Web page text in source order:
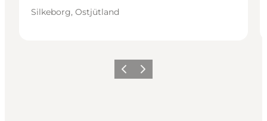
Silkeborg, Ostjütland
ZurückWeiter